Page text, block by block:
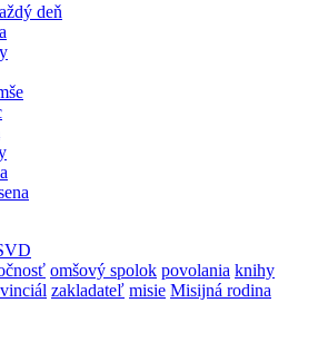
deň
omšový spolok povolania knihy
zakladateľ misie Misijná rodina